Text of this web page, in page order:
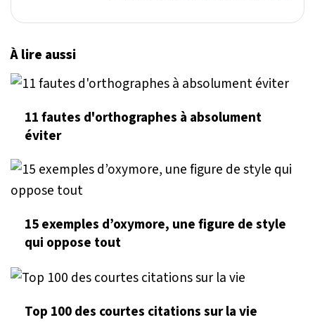
À lire aussi
11 fautes d'orthographes à absolument
éviter
15 exemples d’oxymore, une figure de style
qui oppose tout
Top 100 des courtes citations sur la vie